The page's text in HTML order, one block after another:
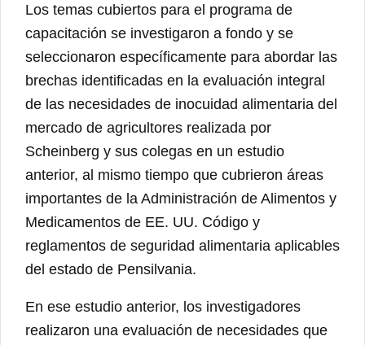
Los temas cubiertos para el programa de
capacitación se investigaron a fondo y se
seleccionaron específicamente para abordar las
brechas identificadas en la evaluación integral
de las necesidades de inocuidad alimentaria del
mercado de agricultores realizada por
Scheinberg y sus colegas en un estudio
anterior, al mismo tiempo que cubrieron áreas
importantes de la Administración de Alimentos y
Medicamentos de EE. UU. Código y
reglamentos de seguridad alimentaria aplicables
del estado de Pensilvania.
En ese estudio anterior, los investigadores
realizaron una evaluación de necesidades que